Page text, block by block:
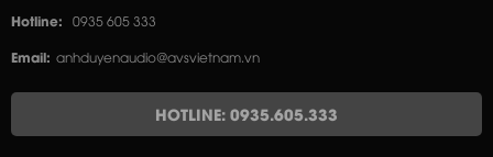
Hotline: 0935 605 333
Email: anhduyenaudio@avsvietnam.vn
HOTLINE: 0935.605.333